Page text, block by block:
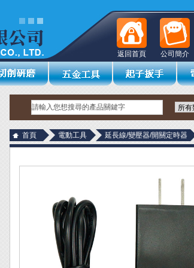
公司簡介
返回首頁
首頁 電動工具 延長線/變壓器/開關定時器